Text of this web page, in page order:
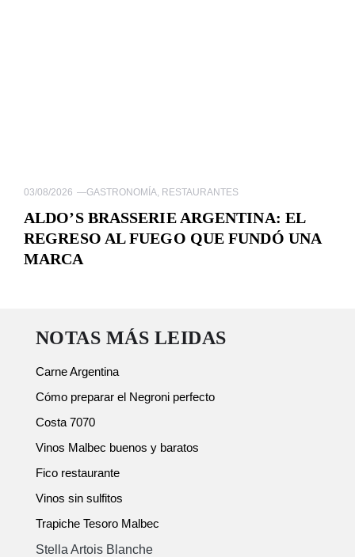
03/08/2026 —GASTRONOMÍA, RESTAURANTES
ALDO’S BRASSERIE ARGENTINA: EL
REGRESO AL FUEGO QUE FUNDÓ UNA
MARCA
NOTAS MÁS LEIDAS
Carne Argentina
Cómo preparar el Negroni perfecto
Costa 7070
Vinos Malbec buenos y baratos
Fico restaurante
Vinos sin sulfitos
Trapiche Tesoro Malbec
Stella Artois Blanche